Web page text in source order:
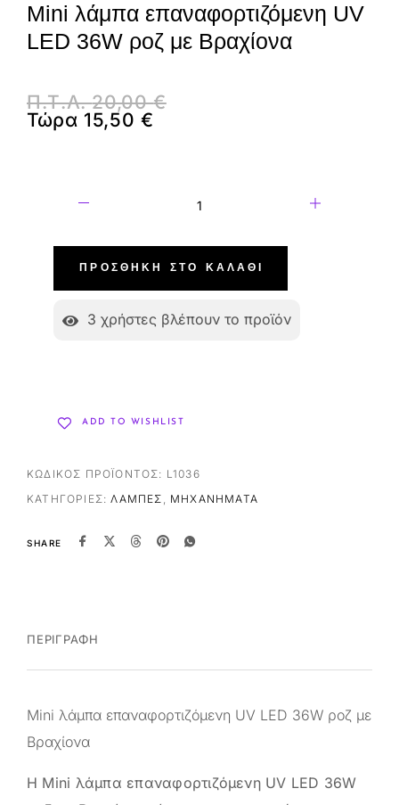
Mini λάμπα επαναφορτιζόμενη UV
LED 36W ροζ με Βραχίονα
Π.Τ.Λ.20,00€
Τώρα 15,50 €
ΠΡΟΣΘΉΚΗ ΣΤΟ ΚΑΛΆΘΙ
3 χρήστες βλέπουν το προϊόν
ADD TO WISHLIST
ΚΩΔΙΚΌΣ ΠΡΟΪΌΝΤΟΣ: L1036
ΚΑΤΗΓΟΡΊΕΣ:ΛΆΜΠΕΣ , ΜΗΧΑΝΉΜΑΤΑ
SHARE
ΠΕΡΙΓΡΑΦΉ
Mini λάμπα επαναφορτιζόμενη UV LED 36W ροζ με
Βραχίονα
Η Mini λάμπα επαναφορτιζόμενη UV LED 36W